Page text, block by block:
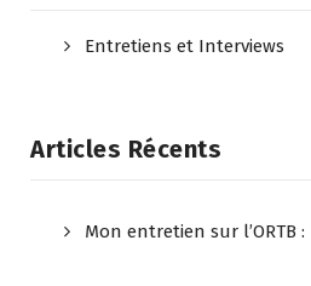
Entretiens et Interviews
Articles Récents
Mon entretien sur l’ORTB :